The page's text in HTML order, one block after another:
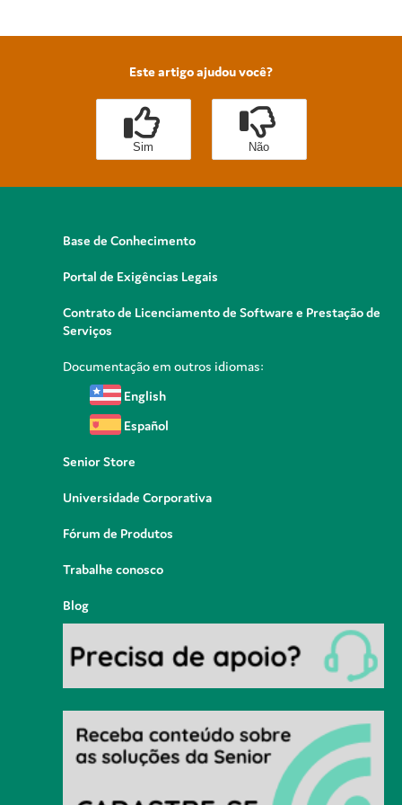
Este artigo ajudou você?
Sim Não
Base de Conhecimento
Portal de Exigências Legais
Contrato de Licenciamento de Software e Prestação de
Serviços
Documentação em outros idiomas:
English
Español
Senior Store
Universidade Corporativa
Fórum de Produtos
Trabalhe conosco
Blog